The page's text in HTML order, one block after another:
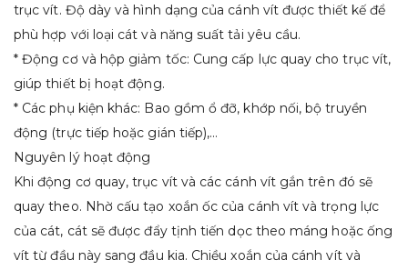
trục vít. Độ dày và hình dạng của cánh vít được thiết kế để
phù hợp với loại cát và năng suất tải yêu cầu.
* Động cơ và hộp giảm tốc: Cung cấp lực quay cho trục vít,
giúp thiết bị hoạt động.
* Các phụ kiện khác: Bao gồm ổ đỡ, khớp nối, bộ truyền
động (trực tiếp hoặc gián tiếp),…
Nguyên lý hoạt động
Khi động cơ quay, trục vít và các cánh vít gắn trên đó sẽ
quay theo. Nhờ cấu tạo xoắn ốc của cánh vít và trọng lực
của cát, cát sẽ được đẩy tịnh tiến dọc theo máng hoặc ống
vít từ đầu này sang đầu kia. Chiều xoắn của cánh vít và